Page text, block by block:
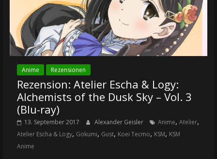
Anime Rezensionen
Rezension: Atelier Escha & Logy:
Alchemists of the Dusk Sky – Vol. 3
(Blu-ray)
13. September 2017 Alexander Geisler Anime, Atelier,
Atelier Escha & Logy, Gokumi, Gust, Koei Tecmo, KSM, KSM
Anime